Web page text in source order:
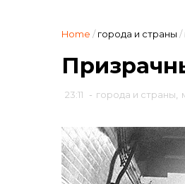
Home / города и страны /
23:11 - города и страны